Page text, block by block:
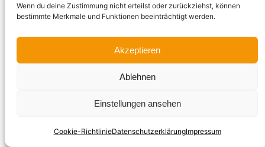
Wenn du deine Zustimmung nicht erteilst oder zurückziehst, können
bestimmte Merkmale und Funktionen beeinträchtigt werden.
Akzeptieren
Ablehnen
Einstellungen ansehen
Cookie-RichtlinieDatenschutzerklärungImpressum
Klangkunst – v.a. als aktives
Verknüpfungsmöglichkeiten (Bsp.
Medienwissenschaft/Technik der
Sprachen ursprünglich Mathematisch-